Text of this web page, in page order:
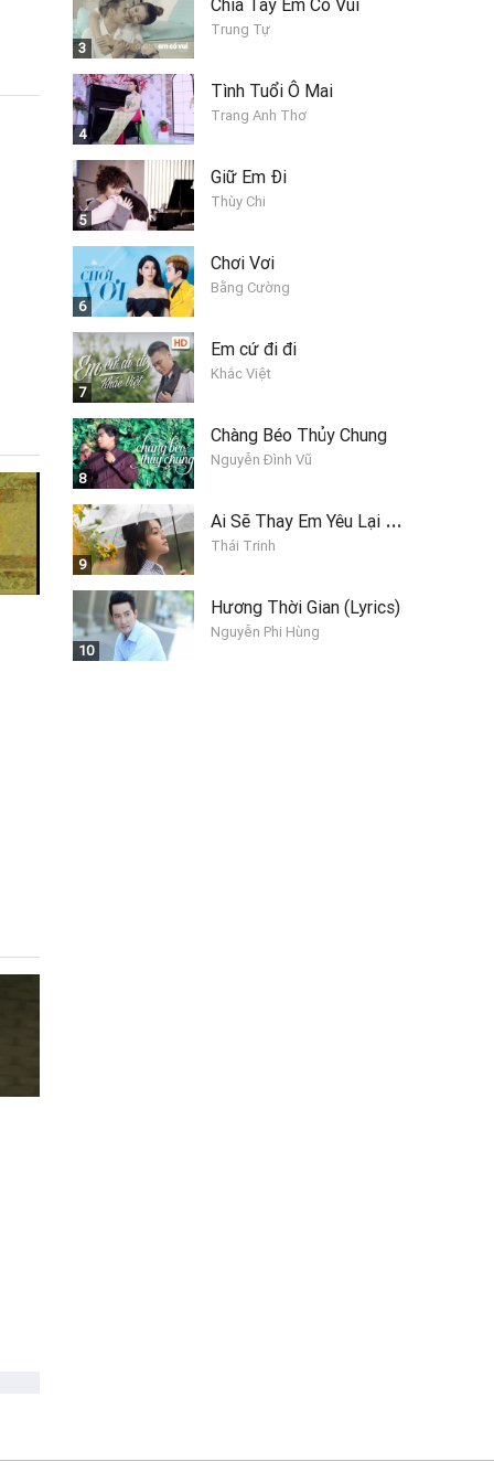
3
Chia Tay Em Có Vui
Trung Tự
4
Tình Tuổi Ô Mai
Trang Anh Thơ
5
Giữ Em Đi
Thùy Chi
6
Chơi Vơi
Bằng Cường
7
Em cứ đi đi
Khắc Việt
8
Chàng Béo Thủy Chung
Nguyễn Đình Vũ
9
A
i Sẽ Thay Em Yêu Lại Anh
Thái Trinh
10
Hương Thời Gian (Lyrics)
Nguyễn Phi Hùng